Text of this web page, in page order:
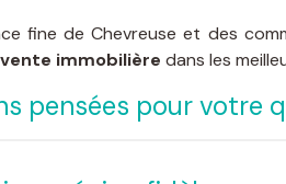
fine de Chevreuse et des
vente immobilière dans les
pensées pour votre